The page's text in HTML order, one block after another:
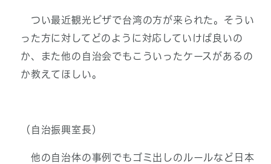
つい最近観光ビザで台湾の方が来られた。そうい
った方に対してどのように対応していけば良いの
か、また他の自治会でもこういったケースがあるの
か教えてほしい。
（自治振興室長）
他の自治体の事例でもゴミ出しのルールなど日本